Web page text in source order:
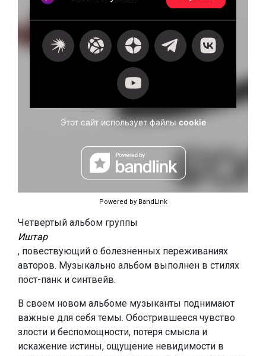
Powered by BandLink
Четвертый альбом группы
Иштар
, повествующий о болезненных переживаниях
авторов. Музыкально альбом выполнен в стилях
пост-панк и синтвейв.
В своем новом альбоме музыканты поднимают
важные для себя темы. Обострившееся чувство
злости и беспомощности, потеря смысла и
искажение истины, ощущение невидимости в